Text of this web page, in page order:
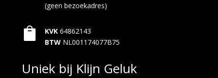
(geen bezoekadres)
 KVK 64862143
BTW NL001174077B75
Uniek bij Klijn Geluk